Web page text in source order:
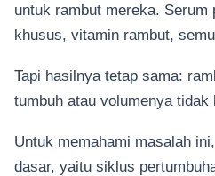
untuk rambut mereka. Serum
khusus, vitamin rambut,
Tapi hasilnya tetap sama:
tumbuh atau volumenya tidak
Untuk memahami masalah
dasar, yaitu siklus